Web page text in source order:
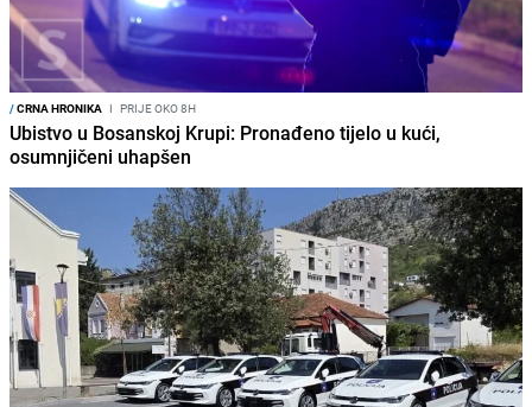
/CRNA HRONIKA I PRIJE OKO 8H
Ubistvo u Bosanskoj Krupi: Pronađeno tijelo u kući,
osumnjičeni uhapšen